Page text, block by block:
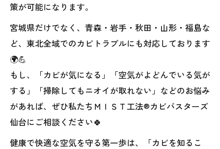
策が可能になります。
宮城県だけでなく、青森・岩手・秋田・山形・福島な
ど、東北全域でのカビトラブルにも対応しております
🌍💪
もし、「カビが気になる」「空気がよどんでいる気が
する」「掃除してもニオイが取れない」などのお悩み
があれば、ぜひ私たちＭＩＳＴ工法®カビバスターズ
仙台にご相談ください🍀
健康で快適な空気を守る第一歩は、「カビを知るこ